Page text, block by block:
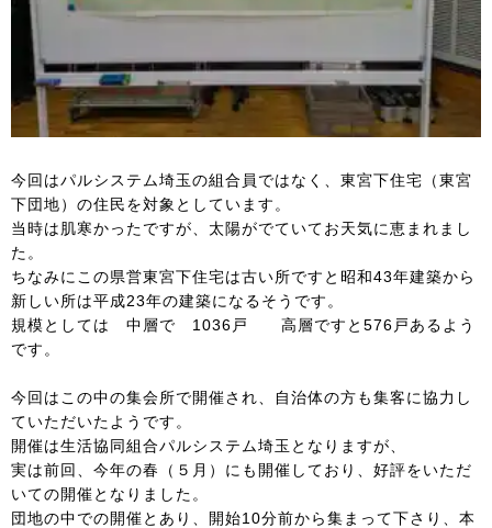
今回はパルシステム埼玉の組合員ではなく、東宮下住宅（東宮
下団地）の住民を対象としています。
当時は肌寒かったですが、太陽がでていてお天気に恵まれまし
た。
ちなみにこの県営東宮下住宅は古い所ですと昭和43年建築から
新しい所は平成23年の建築になるそうです。
規模としては 中層で 1036戸 高層ですと576戸あるよう
です。
今回はこの中の集会所で開催され、自治体の方も集客に協力し
ていただいたようです。
開催は生活協同組合パルシステム埼玉となりますが、
実は前回、今年の春（５月）にも開催しており、好評をいただ
いての開催となりました。
団地の中での開催とあり、開始10分前から集まって下さり、本